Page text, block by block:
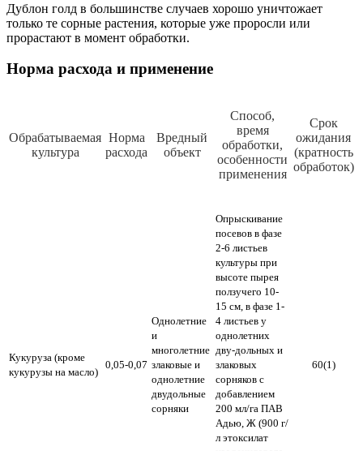
Дублон голд в большинстве случаев хорошо уничтожает
только те сорные растения, которые уже проросли или
прорастают в момент обработки.
Норма расхода и применение
Обрабатываемая
культура
Норма
расхода
Вредный
объект
Способ,
время
обработки,
особенности
применения
Срок
ожидания
(кратность
обработок)
Кукуруза (кроме
кукурузы на масло)
0,05-0,07
Однолетние
и
многолетние
злаковые и
однолетние
двудольные
сорняки
Опрыскивание
посевов в фазе
2-6 листьев
культуры при
высоте пырея
ползучего 10-
15 см, в фазе 1-
4 листьев у
однолетних
дву-дольных и
злаковых
сорняков с
добавлением
200 мл/га ПАВ
Адью, Ж (900 г/
л этоксилат
60(1)